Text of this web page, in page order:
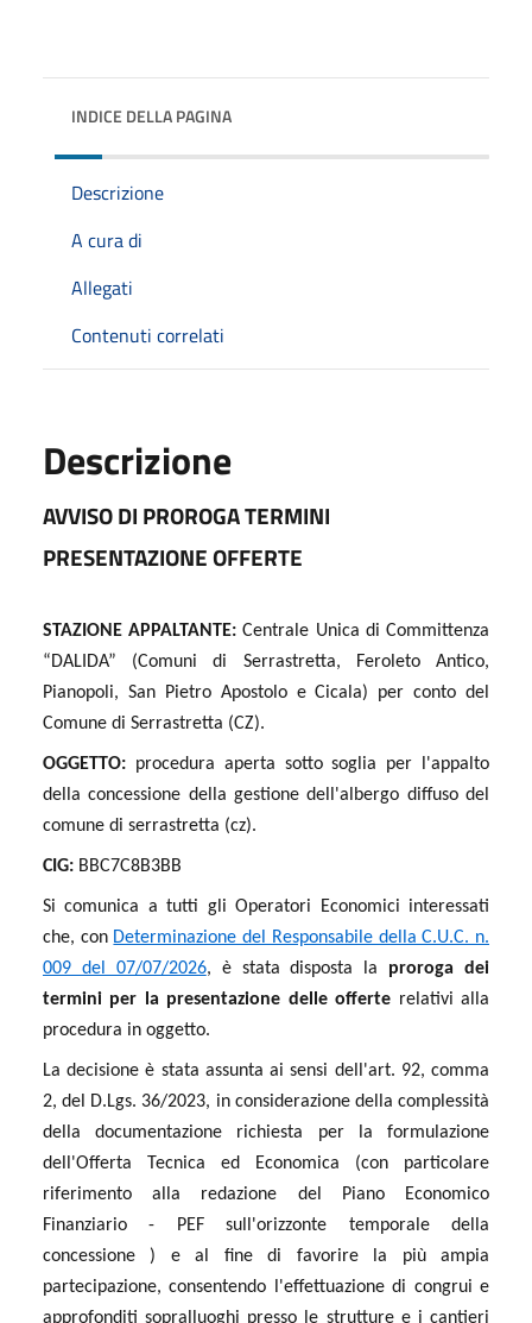
INDICE DELLA PAGINA
Descrizione
A cura di
Allegati
Contenuti correlati
Descrizione
AVVISO DI PROROGA TERMINI
PRESENTAZIONE OFFERTE
STAZIONE APPALTANTE: Centrale Unica di Committenza
“DALIDA” (Comuni di Serrastretta, Feroleto Antico,
Pianopoli, San Pietro Apostolo e Cicala) per conto del
Comune di Serrastretta (CZ).
OGGETTO: procedura aperta sotto soglia per l'appalto
della concessione della gestione dell'albergo diffuso del
comune di serrastretta (cz).
CIG: BBC7C8B3BB
Si comunica a tutti gli Operatori Economici interessati
che, con Determinazione del Responsabile della C.U.C. n.
009 del 07/07/2026, è stata disposta la proroga dei
termini per la presentazione delle offerte relativi alla
procedura in oggetto.
La decisione è stata assunta ai sensi dell'art. 92, comma
2, del D.Lgs. 36/2023, in considerazione della complessità
della documentazione richiesta per la formulazione
dell'Offerta Tecnica ed Economica (con particolare
riferimento alla redazione del Piano Economico
Finanziario - PEF sull'orizzonte temporale della
concessione ) e al fine di favorire la più ampia
partecipazione, consentendo l'effettuazione di congrui e
approfonditi sopralluoghi presso le strutture e i cantieri